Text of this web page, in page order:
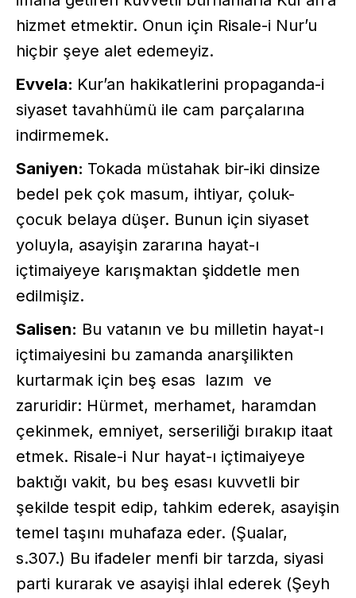
hizmet etmektir. Onun için Risale-i Nur’u
hiçbir şeye alet edemeyiz.
Evvela: Kur’an hakikatlerini propaganda-i
siyaset tavahhümü ile cam parçalarına
indirmemek.
Saniyen: Tokada müstahak bir-iki dinsize
bedel pek çok masum, ihtiyar, çoluk-
çocuk belaya düşer. Bunun için siyaset
yoluyla, asayişin zararına hayat-ı
içtimaiyeye karışmaktan şiddetle men
edilmişiz.
Salisen: Bu vatanın ve bu milletin hayat-ı
içtimaiyesini bu zamanda anarşilikten
kurtarmak için beş esas lazım ve
zaruridir: Hürmet, merhamet, haramdan
çekinmek, emniyet, serseriliği bırakıp itaat
etmek. Risale-i Nur hayat-ı içtimaiyeye
baktığı vakit, bu beş esası kuvvetli bir
şekilde tespit edip, tahkim ederek, asayişin
temel taşını muhafaza eder. (Şualar,
s.307.) Bu ifadeler menfi bir tarzda, siyasi
parti kurarak ve asayişi ihlal ederek (Şeyh